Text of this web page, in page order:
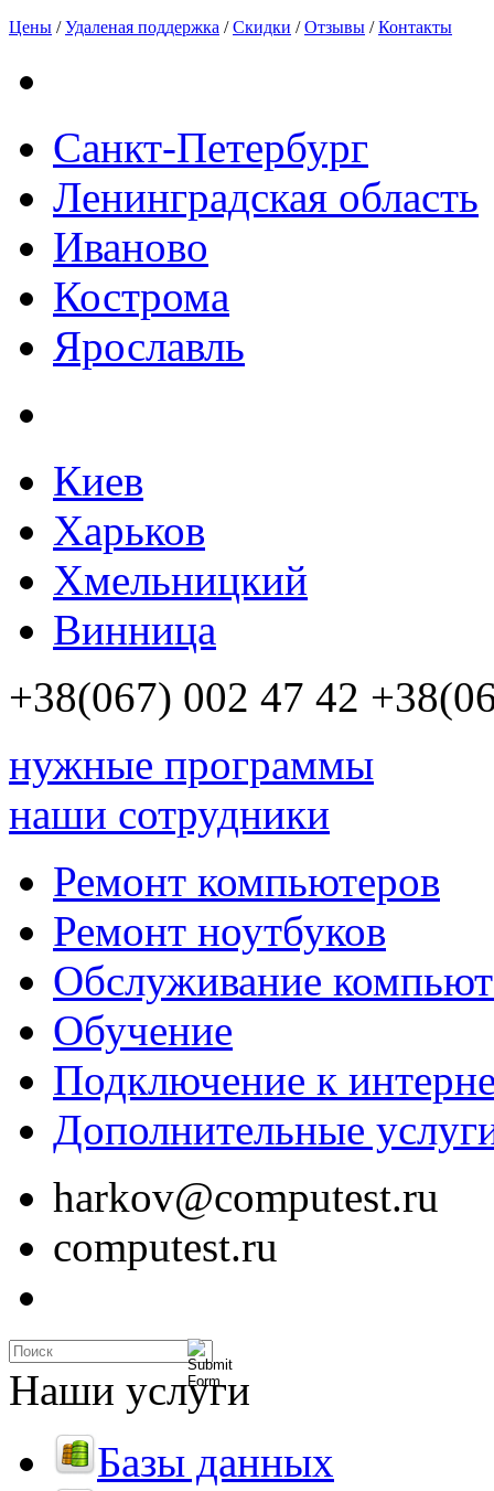
Цены /Удаленая поддержка /Скидки /Отзывы /Контакты
Санкт-Петербург
Ленинградская область
Иваново
Кострома
Ярославль
Киев
Харьков
Хмельницкий
Винница
+38(067) 002 47 42
нужные программы
наши сотрудники
Ремонт компьютеров
Ремонт ноутбуков
Обслуживание
Обучение
Подключение к
Дополнительные
harkov@computest.ru
computest.ru
Наши услуги
Базы данных